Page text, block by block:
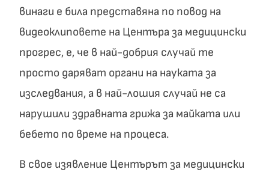
винаги е била представяна по повод на
видеоклиповете на Центъра за медицински
прогрес, е, че в най-добрия случай те
просто даряват органи на науката за
изследвания, а в най-лошия случай не са
нарушили здравната грижа за майката или
бебето по време на процеса.
В свое изявление Центърът за медицински